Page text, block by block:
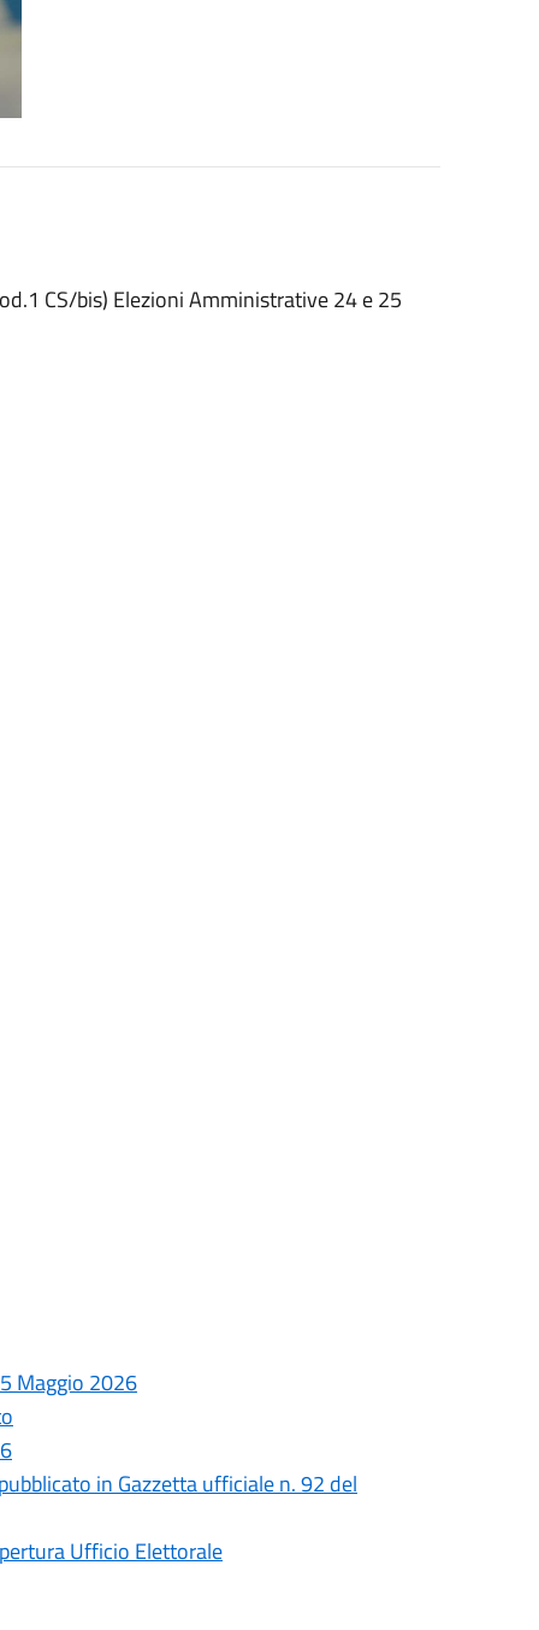
CS/bis) Elezioni Amministrative 24 e 25
Maggio 2026
in Gazzetta ufficiale n. 92 del
Ufficio Elettorale